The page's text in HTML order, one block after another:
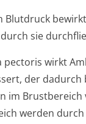
Blutdruck
sie
pectoris wirkt
der
im
werden